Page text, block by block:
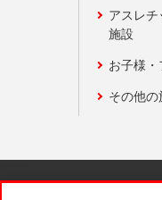
アスレチ
施設
お子様・
その他の